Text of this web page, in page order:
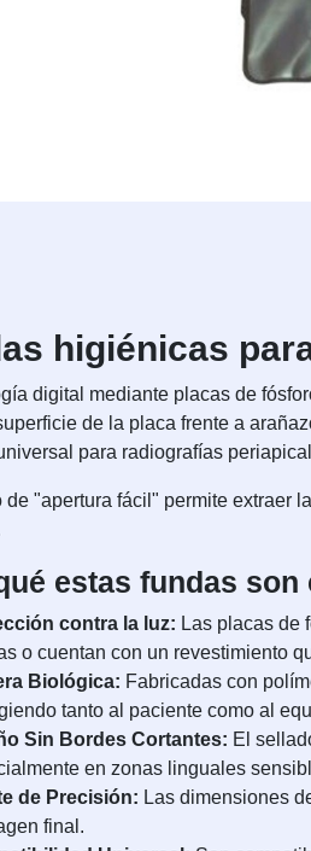
higiénicas
digital mediante placas de
de la placa frente a
para radiografías
de "apertura fácil" permite extraer
estas fundas
contra la luz: Las placas de
o cuentan con un revestimiento
Biológica: Fabricadas con
tanto al paciente como al
Sin Bordes Cortantes: El
en zonas linguales
de Precisión: Las dimensiones
final.